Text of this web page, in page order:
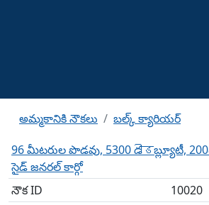
అమ్మకానికి నౌకలు
బల్క్ క్యారియర్
96 మీటరుల పొడవు, 5300 డीडబ్ల్యూటీ,
సైడ్ జనరల్ కార్గో
నౌక ID
10020